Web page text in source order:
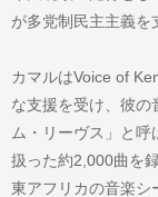
が多党制民主主義を
カマルはVoice of
な支援を受け、彼の
ム・リーヴス」と
扱った約2,000曲を
東アフリカの音楽シ